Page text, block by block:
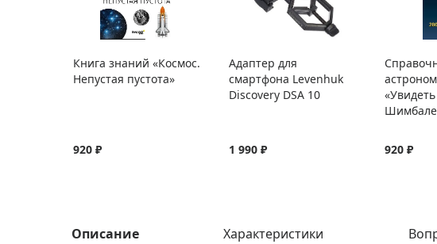
Книга знаний «Космос.
Непустая пустота»
920 ₽
Адаптер для
смартфона Levenhuk
Discovery DSA 10
1 990 ₽ 920 ₽
Описание Характеристики